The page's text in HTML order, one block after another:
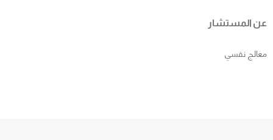
عن المستشار
معالج نفسي